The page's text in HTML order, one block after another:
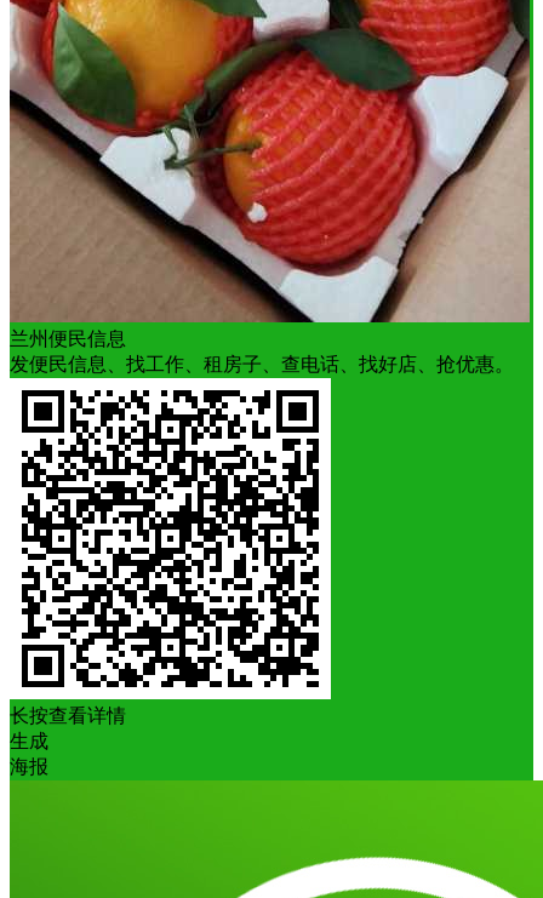
兰州便民信息
发便民信息、找工作、租房子、查电话、找好店、抢优惠。
长按查看详情
生成
海报